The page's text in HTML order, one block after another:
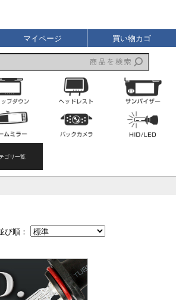
マイページ 買い物カゴ
フリップダウンモニター ヘッドレストモニター
ュモニター ルームミラーモニター バックカメラ
ゴリ一覧
び順：